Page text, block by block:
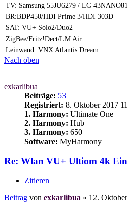
TV: Samsung 55JU6279 / LG
BR:BDP450/HDI Prime 3/HDI 303D
SAT: VU+ Solo2/Duo2
ZigBee/Fritz!Dect/LM Air
Leinwand: VNX Atlantis Dream
Nach oben
exkarlibua
Beiträge: 53
Registriert: 8. Oktober 2017
1. Harmony: Ultimate One
2. Harmony: Hub
3. Harmony: 650
Software: MyHarmony
Re: Wlan VU+ Ultiom 4k
Zitieren
Beitrag von exkarlibua » 12.